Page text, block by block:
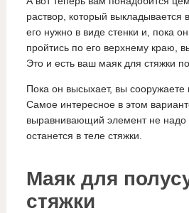
раствор, который выкладывается
его нужно в виде стенки и, пока
пройтись по его верхнему краю,
Это и есть ваш маяк для стяжки
Пока он высыхает, вы сооружаете
Самое интересное в этом
выравнивающий элемент не
останется в теле стяжки.
Маяк для
стяжки